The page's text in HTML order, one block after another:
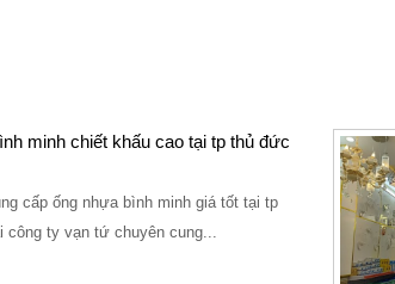
minh chiết khấu cao tại tp thủ đức
cấp ống nhựa bình minh giá tốt tại tp
ty vạn tứ chuyên cung...